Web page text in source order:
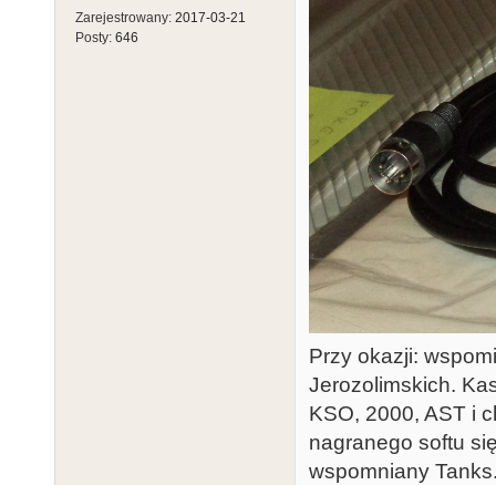
Zarejestrowany: 2017-03-21
Posty: 646
Przy okazji:
Jerozolimskich.
KSO, 2000, AST i
nagranego softu
wspomniany